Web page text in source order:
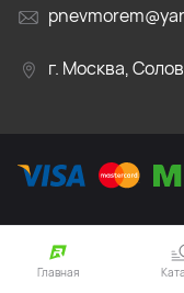
г. Москва,
Главная